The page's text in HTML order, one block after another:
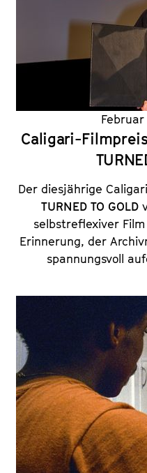
Februar
Caligari-Filmpreis
Der diesjährige
TURNED TO GOLD
selbstreflexiver
Erinnerung, der
spannungsvoll